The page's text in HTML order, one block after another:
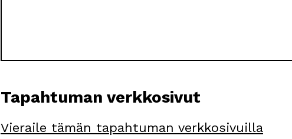
Tapahtuman verkkosivut
Vieraile tämän tapahtuman verkkosivuilla